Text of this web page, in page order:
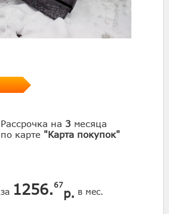
Рассрочка на 3 месяца
по карте "Карта покупок"
за 1256.67
р. в мес.